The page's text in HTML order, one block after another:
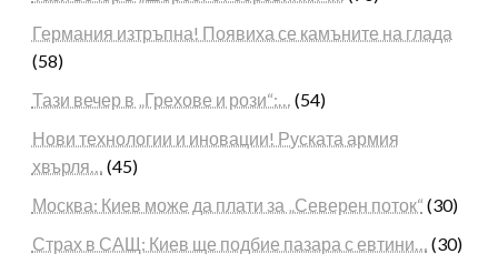
Германия изтръпна! Появиха се камъните на глада
(58)
Тази вечер в „Грехове и рози“:…
(54)
Нови технологии и иновации! Руската армия
хвърля…
(45)
Москва: Киев може да плати за „Северен поток“ (30)
Страх в САЩ: Киев ще подбие пазара с евтини…
(30)